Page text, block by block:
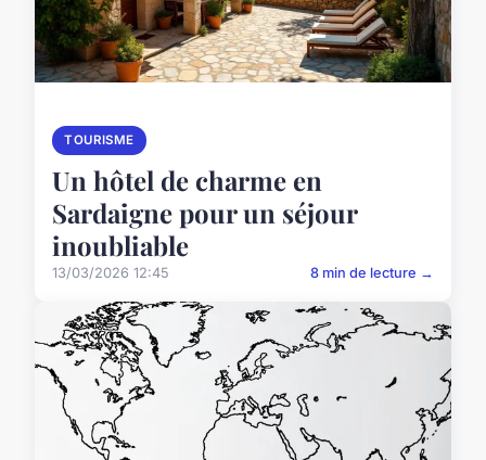
TOURISME
Un hôtel de charme en
Sardaigne pour un séjour
inoubliable
13/03/2026 12:45 8 min de lecture →